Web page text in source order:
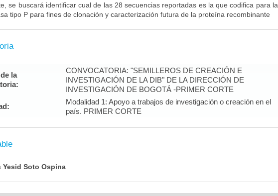
se buscará identificar cual de las 28 secuencias reportadas es la que codifica para la
tipo P para fines de clonación y caracterización futura de la proteína recombinante
la
CONVOCATORIA: "SEMILLEROS DE CREACIÓN E
INVESTIGACIÓN DE LA DIB" DE LA DIRECCIÓN DE
INVESTIGACIÓN DE BOGOTÁ -PRIMER CORTE
Modalidad 1: Apoyo a trabajos de investigación o creación en el
país. PRIMER CORTE
Yesid Soto Ospina